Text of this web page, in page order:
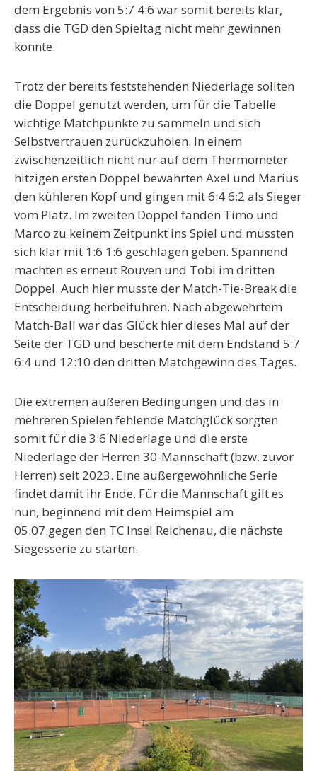
dem Ergebnis von 5:7 4:6 war somit bereits klar,
dass die TGD den Spieltag nicht mehr gewinnen
konnte.
Trotz der bereits feststehenden Niederlage sollten
die Doppel genutzt werden, um für die Tabelle
wichtige Matchpunkte zu sammeln und sich
Selbstvertrauen zurückzuholen. In einem
zwischenzeitlich nicht nur auf dem Thermometer
hitzigen ersten Doppel bewahrten Axel und Marius
den kühleren Kopf und gingen mit 6:4 6:2 als Sieger
vom Platz. Im zweiten Doppel fanden Timo und
Marco zu keinem Zeitpunkt ins Spiel und mussten
sich klar mit 1:6 1:6 geschlagen geben. Spannend
machten es erneut Rouven und Tobi im dritten
Doppel. Auch hier musste der Match-Tie-Break die
Entscheidung herbeiführen. Nach abgewehrtem
Match-Ball war das Glück hier dieses Mal auf der
Seite der TGD und bescherte mit dem Endstand 5:7
6:4 und 12:10 den dritten Matchgewinn des Tages.
Die extremen äußeren Bedingungen und das in
mehreren Spielen fehlende Matchglück sorgten
somit für die 3:6 Niederlage und die erste
Niederlage der Herren 30-Mannschaft (bzw. zuvor
Herren) seit 2023. Eine außergewöhnliche Serie
findet damit ihr Ende. Für die Mannschaft gilt es
nun, beginnend mit dem Heimspiel am
05.07.gegen den TC Insel Reichenau, die nächste
Siegesserie zu starten.